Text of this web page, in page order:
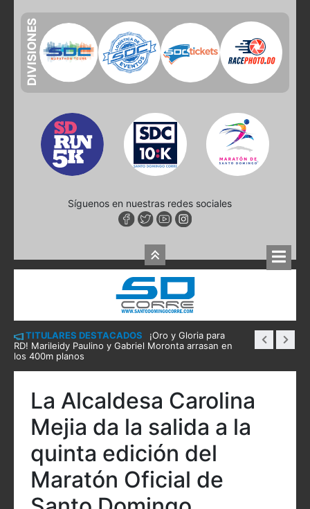
DIVISIONES
Síguenos en nuestras redes sociales
TITULARES DESTACADOS
¡Oro y Gloria para
RD! Marileidy Paulino y Gabriel Moronta arrasan en
los 400m planos
La Alcaldesa Carolina
Mejia da la salida a la
quinta edición del
Maratón Oficial de